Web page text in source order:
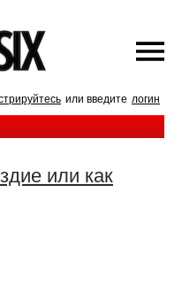
или введите логин
или как